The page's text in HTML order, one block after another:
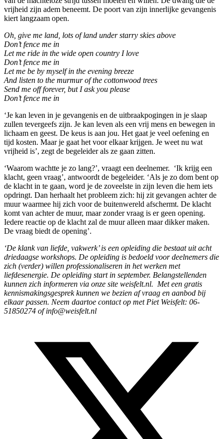
vrijheid zijn adem beneemt. De poort van zijn innerlijke gevangenis
kiert langzaam open.
Oh, give me land, lots of land under starry skies above
Don’t fence me in
Let me ride in the wide open country I love
Don’t fence me in
Let me be by myself in the evening breeze
And listen to the murmur of the cottonwood trees
Send me off forever, but I ask you please
Don’t fence me in
‘Je kan leven in je gevangenis en de uitbraakpogingen in je slaap
zullen tevergeefs zijn. Je kan leven als een vrij mens en bewegen in
lichaam en geest. De keus is aan jou. Het gaat je veel oefening en
tijd kosten. Maar je gaat het voor elkaar krijgen. Je weet nu wat
vrijheid is’, zegt de begeleider als ze gaan zitten.
‘Waarom wachtte je zo lang?’, vraagt een deelnemer. ‘Ik krijg een
klacht, geen vraag’, antwoordt de begeleider. ‘Als je zo dom bent op
de klacht in te gaan, word je de zoveelste in zijn leven die hem iets
opdringt. Dan herhaalt het probleem zich: hij zit gevangen achter de
muur waarmee hij zich voor de buitenwereld afschermt. De klacht
komt van achter de muur, maar zonder vraag is er geen opening.
Iedere reactie op de klacht zal de muur alleen maar dikker maken.
De vraag biedt de opening’.
‘De klank van liefde, vakwerk’ is een opleiding die bestaat uit acht
driedaagse workshops. De opleiding is bedoeld voor deelnemers die
zich (verder) willen professionaliseren in het werken met
liefdesenergie. De opleiding start in september. Belangstellenden
kunnen zich informeren via onze site weisfelt.nl. Met een gratis
kennismakingsgesprek kunnen we bezien af vraag en aanbod bij
elkaar passen. Neem daartoe contact op met Piet Weisfelt: 06-
51850274 of info@weisfelt.nl